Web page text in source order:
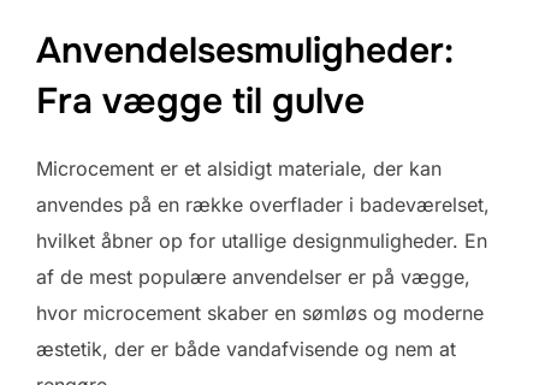
Anvendelsesmuligheder:
Fra vægge til gulve
Microcement er et alsidigt materiale, der kan
anvendes på en række overflader i badeværelset,
hvilket åbner op for utallige designmuligheder. En
af de mest populære anvendelser er på vægge,
hvor microcement skaber en sømløs og moderne
æstetik, der er både vandafvisende og nem at